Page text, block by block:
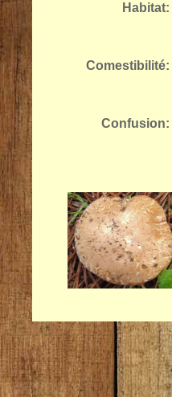
Habitat:
Comestibilité:
Confusion: